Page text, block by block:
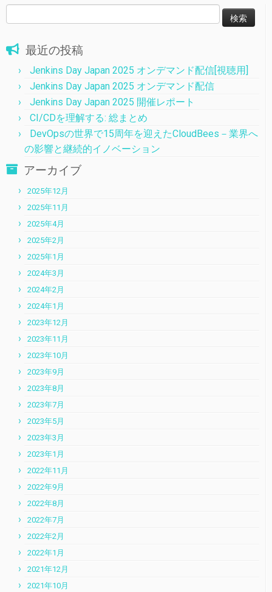
索:
最近の投稿
Jenkins Day Japan 2025 オンデマンド配信[視聴用]
Jenkins Day Japan 2025 オンデマンド配信
Jenkins Day Japan 2025 開催レポート
CI/CDを理解する: 総まとめ
DevOpsの世界で15周年を迎えたCloudBees－業界へ
の影響と継続的イノベーション
アーカイブ
2025年12月
2025年11月
2025年4月
2025年2月
2025年1月
2024年3月
2024年2月
2024年1月
2023年12月
2023年11月
2023年10月
2023年9月
2023年8月
2023年7月
2023年5月
2023年3月
2023年1月
2022年11月
2022年9月
2022年8月
2022年7月
2022年2月
2022年1月
2021年12月
2021年10月